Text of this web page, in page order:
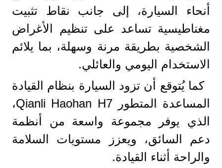
أنحاء السيارة، إلى جانب نقاط تثبيت
مغناطيسية تساعد على تنظيم الأغراض
الشخصية بطريقة مرنة وسهلة، بما يلائم
الاستخدام اليومي والعائلي.
كما يُتوقع أن تزود السيارة بنظام القيادة
المساعدة المتطور Qianli Haohan H7،
الذي يوفر مجموعة واسعة من أنظمة
دعم السائق، ويعزز مستويات السلامة
والراحة أثناء القيادة.